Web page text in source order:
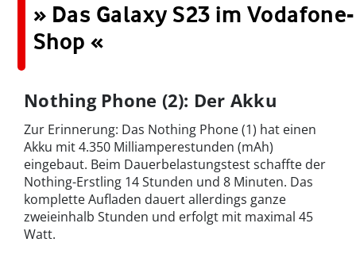
» Das Galaxy S23 im Vodafone-
Shop «
Nothing Phone (2): Der Akku
Zur Erinnerung: Das Nothing Phone (1) hat einen
Akku mit 4.350 Milliamperestunden (mAh)
eingebaut. Beim Dauerbelastungstest schaffte der
Nothing-Erstling 14 Stunden und 8 Minuten. Das
komplette Aufladen dauert allerdings ganze
zweieinhalb Stunden und erfolgt mit maximal 45
Watt.